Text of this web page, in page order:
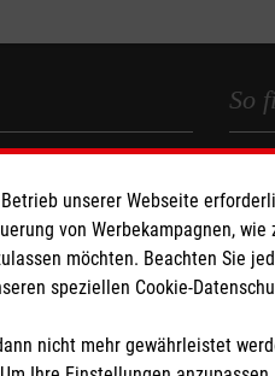
Kirche und Caritas eG
So
unserer Webseite
von Werbekampagnen, wie
möchten. Beachten Sie
speziellen Cookie-
nicht mehr gewährleistet